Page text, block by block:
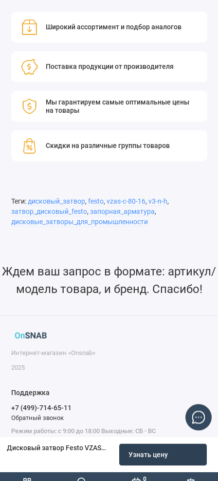
0
Дисковый затвор Festo VZAS-C-80-16…-V3-N-H
Узнать цену
Широкий ассортимент и подбор аналогов
Поставка продукции от производителя
Мы гарантируем самые оптимальные цены
на товары
Скидки на различные группы товаров
Теги:дисковый_затвор, festo, vzas-c-80-16, v3-n-h,
затвор_дисковый_festo, запорная_арматура,
дисковые_затворы_для_промышленности
Ждем ваш запрос в формате: артикул/
модель товара, и бренд. Спасибо!
Интернет-магазин «Onsnab»
2025
Поддержка
+7 (499)-714-65-11
Обратный звонок
Режим работы: с 9:00 до 18:00 Выходные: СБ - ВС